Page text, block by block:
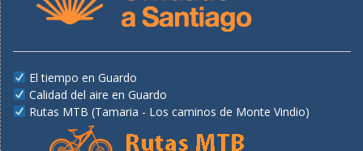
El tiempo en Guardo
Calidad del aire en Guardo
Rutas MTB (Tamaria - Los caminos de Monte Vindio)